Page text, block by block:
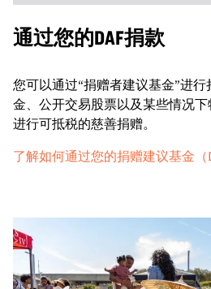
通过您的DAF捐款
您可以通过“捐赠者建议基金”进
金、公开交易股票以及某些情况
进行可抵税的慈善捐赠。
了解如何通过您的捐赠建议基金